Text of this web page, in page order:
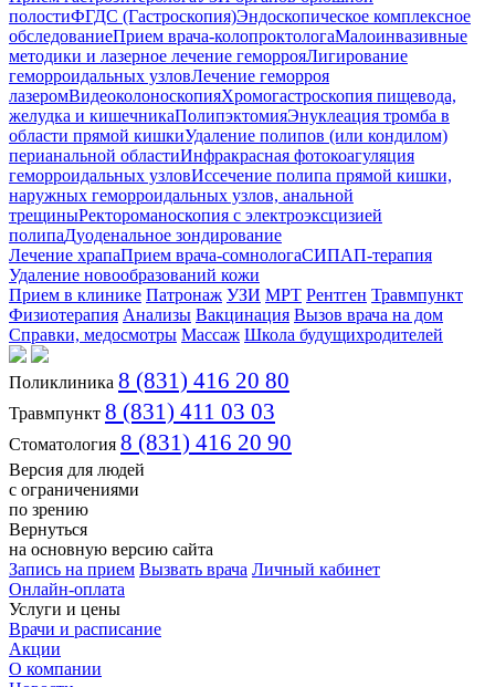
полостиФГДС (Гастроскопия)Эндоскопическое комплексное
обследованиеПрием врача-колопроктологаМалоинвазивные
методики и лазерное лечение геморрояЛигирование
геморроидальных узловЛечение геморроя
лазеромВидеоколоноскопияХромогастроскопия пищевода,
желудка и кишечникаПолипэктомияЭнуклеация тромба в
области прямой кишкиУдаление полипов (или кондилом)
перианальной областиИнфракрасная фотокоагуляция
геморроидальных узловИссечение полипа прямой кишки,
наружных геморроидальных узлов, анальной
трещиныРектороманоскопия с электроэксцизией
полипаДуоденальное зондирование
Лечение храпаПрием врача-сомнологаСИПАП-терапия
Удаление новообразований кожи
Прием в клинике Патронаж УЗИ МРТ Рентген Травмпункт
Физиотерапия Анализы Вакцинация Вызов врача на дом
Справки, медосмотры Массаж Школа будущихродителей
Поликлиника 8 (831) 416 20 80
Травмпункт 8 (831) 411 03 03
Стоматология 8 (831) 416 20 90
Версия для людей
с ограничениями
по зрению
Вернуться
на основную версию сайта
Запись на прием Вызвать врача Личный кабинет
Онлайн-оплата
Услуги и цены
Врачи и расписание
Акции
О компании